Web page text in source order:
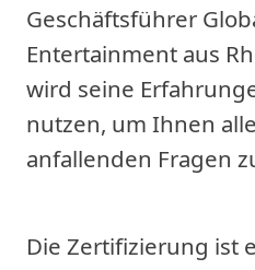
Geschäftsführer
Entertainment aus
wird seine
nutzen, um Ihnen alle
anfallenden Fragen
Die Zertifizierung ist